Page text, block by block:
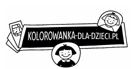
TOP kategorie
Dla chłopców
Dla dziewczynek
TOP kategorie
Dla chłopców
Dla dziewczynek